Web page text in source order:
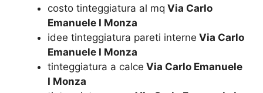
costo tinteggiatura al mq Via Carlo
Emanuele I Monza
idee tinteggiatura pareti interne Via Carlo
Emanuele I Monza
tinteggiatura a calce Via Carlo Emanuele
I Monza